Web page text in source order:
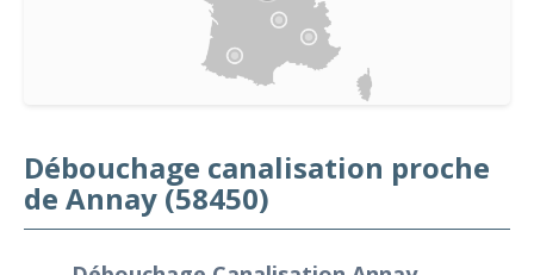
Débouchage canalisation proche
de Annay (58450)